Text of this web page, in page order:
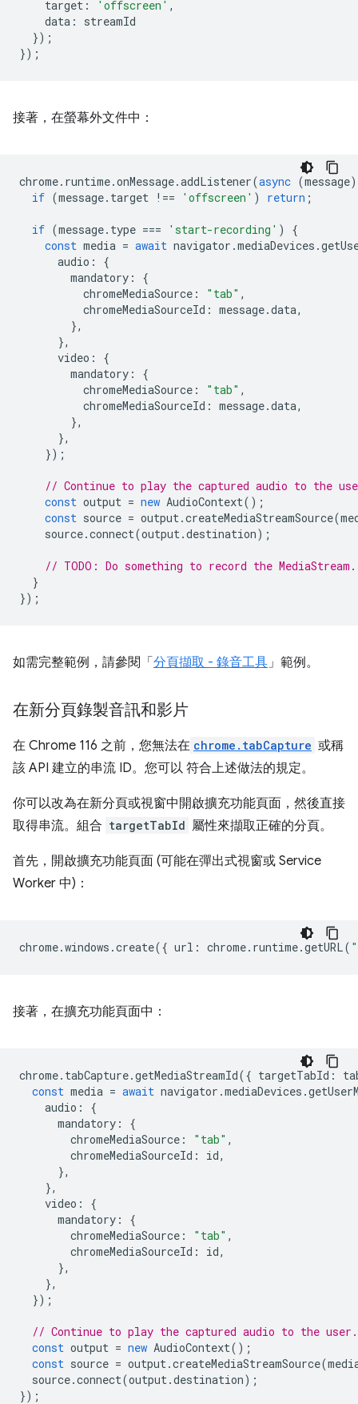
target : 'offscreen' ,
data :
streamId
});
});
接著，在螢幕外文件中：
chrome. runtime.onMessage.addListener(async (message)
if (message. target !== 'offscreen' ) return ;
if (message. type === 'start-recording' )
{
const media = await navigator .mediaDevices .
audio :
{
mandatory :
{
chromeMediaSource : "tab" ,
chromeMediaSourceId : message.data,
},
},
video :
{
mandatory :
{
chromeMediaSource : "tab" ,
chromeMediaSourceId : message.data,
},
},
});
// Continue to play the captured audio to the
const output = new AudioContext();
const source = output .createMediaStreamSource(
source.connect(output .destination);
// TODO: Do something to record the MediaStream.
}
});
如需完整範例，請參閱「分頁擷取 - 錄音工具 」範例。
在新分頁錄製音訊和影片
在 Chrome 116 之前，您無法在 chrome.tabCapture 或稱
該 API 建立的串流 ID。您可以 符合上述做法的規定。
你可以改為在新分頁或視窗中開啟擴充功能頁面，然後直接
取得串流。組合 targetTabId 屬性來擷取正確的分頁。
首先，開啟擴充功能頁面 (可能在彈出式視窗或 Service
Worker 中)：
chrome.windows .create({ url : chrome. runtime.getURL(
接著，在擴充功能頁面中：
chrome. tabCapture.getMediaStreamId({ targetTabId :
const media = await navigator .mediaDevices .
audio :
{
mandatory :
{
chromeMediaSource : "tab" ,
chromeMediaSourceId : id,
},
},
video :
{
mandatory :
{
chromeMediaSource : "tab" ,
chromeMediaSourceId : id,
},
},
});
// Continue to play the captured audio to the user.
const output = new AudioContext();
const source = output .createMediaStreamSource(
source.connect(output .destination);
});